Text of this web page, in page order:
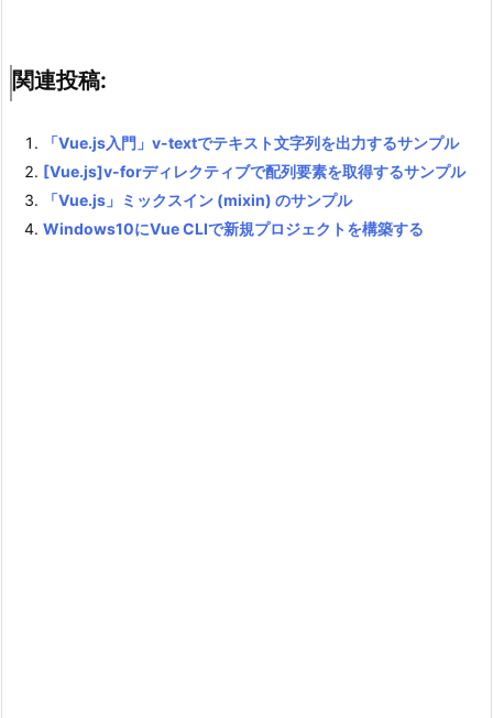
関連投稿:
「Vue.js入門」v-textでテキスト文字列を出力するサンプル
[Vue.js]v-forディレクティブで配列要素を取得するサンプル
「Vue.js」ミックスイン (mixin) のサンプル
Windows10にVue CLIで新規プロジェクトを構築する